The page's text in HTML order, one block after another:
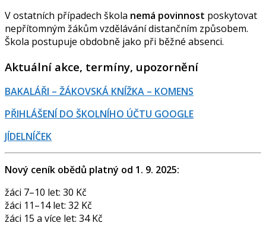
V ostatních případech škola nemá povinnost poskytovat
nepřítomným žákům vzdělávání distančním způsobem.
Škola postupuje obdobně jako při běžné absenci.
Aktuální akce, termíny, upozornění
BAKALÁŘI – ŽÁKOVSKÁ KNÍŽKA – KOMENS
PŘIHLÁŠENÍ DO ŠKOLNÍHO ÚČTU GOOGLE
JÍDELNÍČEK
Nový ceník obědů platný od 1. 9. 2025:
žáci 7–10 let: 30 Kč
žáci 11–14 let: 32 Kč
žáci 15 a více let: 34 Kč